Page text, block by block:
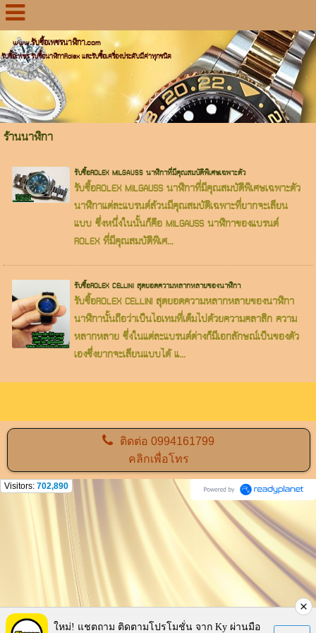
www.รับซื้อเพชรนาฬิกา.com
รับซื้อเพชร รับซื้อนาฬิกาRolex และรับซื้อเครื่องประดับมีค่าทุกชนิด
ร้านนาฬิกา
รับซื้อROLEX MILGAUSS นาฬิกาที่มีคุณสมบัติพิเศษเฉพาะตัว
รับซื้อROLEX MILGAUSS นาฬิกาที่มีคุณสมบัติพิเศษเฉพาะตัว
นาฬิกาแต่ละแบรนด์ล้วนมีคุณสมบัติเฉพาะที่ยากจะเลียน
แบบ ซึ่งหนึ่งในนั้นก็คือ MILGAUSS นาฬิกาของแบรนด์
ROLEX ที่มีคุณสมบัติพิเศ...
รับซื้อROLEX CELLINI สุดยอดความหลากหลายของนาฬิกา
รับซื้อROLEX CELLINI สุดยอดความหลากหลายของนาฬิกา
นาฬิกานั้นถือว่าเป็นไอเทมที่เต็มไปด้วยความคลาสิก ความ
หลากหลาย ซึ่งในแต่ละแบรนด์ต่างก็มีเอกลักษณ์เป็นของตัว
เองซึ่งยากจะเลียนแบบได้ แ...
ติดต่อ0994161799
คลิกเพื่อโทร
Visitors: 702,890
ใหม่! แชตถาม ติดตามโปรโมชั่น จาก Ky ผ่านมือ